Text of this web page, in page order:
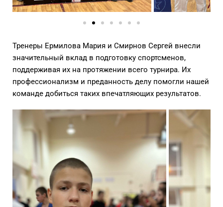
Тренеры Ермилова Мария и Смирнов Сергей внесли
значительный вклад в подготовку спортсменов,
поддерживая их на протяжении всего турнира. Их
профессионализм и преданность делу помогли нашей
команде добиться таких впечатляющих результатов.